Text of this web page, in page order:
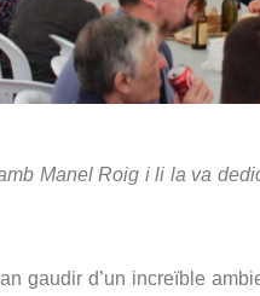
Manel Roig i li la va
gaudir d’un increïble